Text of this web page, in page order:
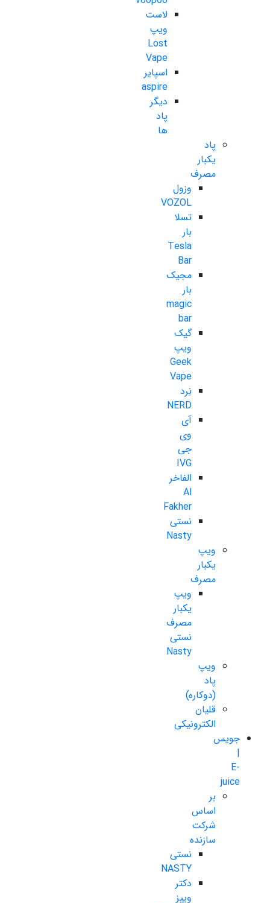
لاست
ویپ
Lost
Vape
اسپایر
aspire
دیگر
پاد
ها
پاد
یکبار
مصرف
وزول
VOZOL
تسلا
بار
Tesla
Bar
مجیک
بار
magic
bar
گیک
ویپ
Geek
Vape
نِرد
NERD
آی
وی
جی
IVG
الفاخر
Al
Fakher
نستی
Nasty
ویپ
یکبار
مصرف
ویپ
یکبار
مصرف
نستی
Nasty
ویپ
پاد
(دوکاره)
قلیان
الکترونیکی
جویس
|
E-
juice
بر
اساس
شرکت
سازنده
نستی
NASTY
دکتر
ویپز